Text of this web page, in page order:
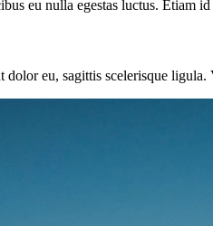
eu nulla egestas luctus. Etiam
dolor eu, sagittis scelerisque